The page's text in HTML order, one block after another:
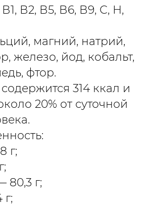
В2, В5, В6, В9, С, Н,
магний, натрий,
железо, йод, кобальт,
фтор.
314 ккал и
20% от суточной
г;
80,3 г;
г;